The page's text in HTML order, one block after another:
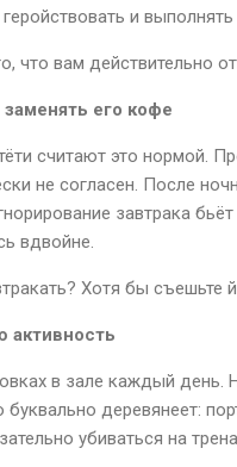
и
что вам действительно
его кофе
считают это нормой.
не согласен. После
завтрака
вдвойне.
Хотя бы съешьте
активность
в зале каждый день.
деревянеет:
убиваться на